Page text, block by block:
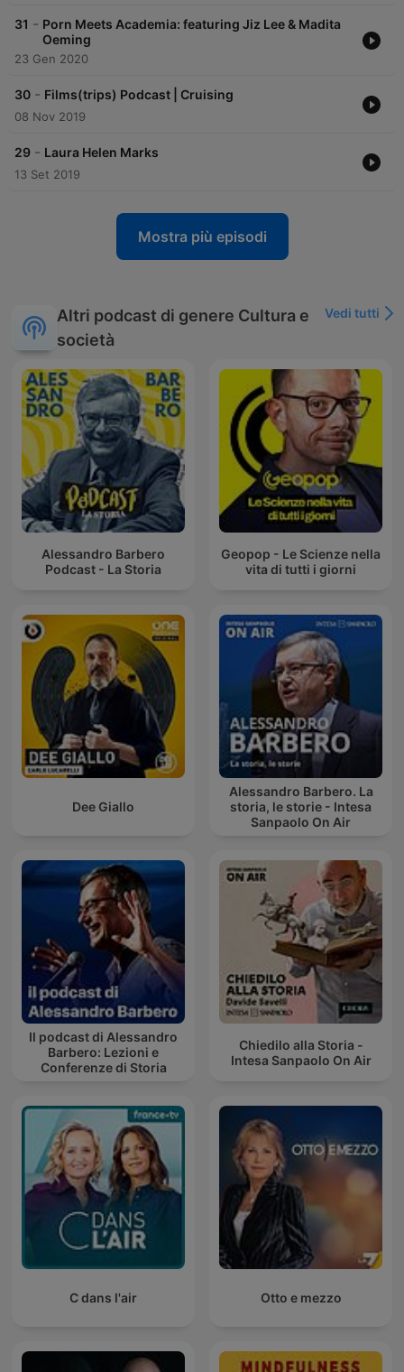
31 - Porn Meets Academia: featuring Jiz Lee & Madita
Oeming
23 Gen 2020
30 - Films(trips) Podcast | Cruising
08 Nov 2019
29 - Laura Helen Marks
13 Set 2019
Mostra più episodi
Altri podcast di genere Cultura e
società
Vedi tutti
Alessandro Barbero
Podcast - La Storia
Geopop - Le Scienze nella
vita di tutti i giorni
Dee Giallo
Alessandro Barbero. La
storia, le storie - Intesa
Sanpaolo On Air
Il podcast di Alessandro
Barbero: Lezioni e
Conferenze di Storia
Chiedilo alla Storia -
Intesa Sanpaolo On Air
C dans l'air Otto e mezzo